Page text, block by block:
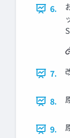
6.
7.
8.
9.